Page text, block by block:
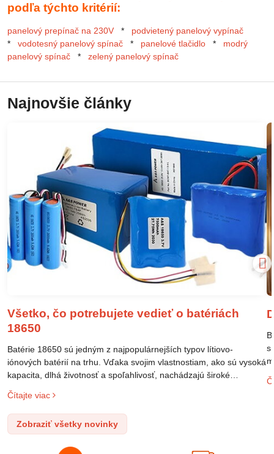
podľa týchto kritérií:
panelový prepínač na 230V * podvietený panelový vypínač
* vodotesný panelový spínač * panelové tlačidlo * modrý
panelový spínač * zelený panelový spínač
Najnovšie články
Všetko, čo potrebujete vedieť o batériách
18650
Batérie 18650 sú jedným z najpopulárnejších typov lítiovo-
iónových batérií na trhu. Vďaka svojim vlastnostiam, ako sú vysoká
kapacita, dlhá životnosť a spoľahlivosť, nachádzajú široké
po elektrické vozidlá. Pochopenie ich delenia, označovania a
správneho používania je kľúčom k ich efektívnemu a bezpečnému
využitiu.
Čítajte viac
Zobraziť všetky novinky